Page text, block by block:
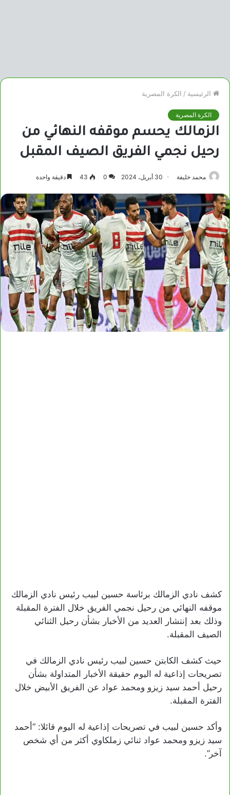
الرئيسية / الكرة المصرية
الكرة المصرية
الزمالك يحسم موقفه النهائي من
رحيل نجمي الفريق الصيف المقبل
محمد خليفة 30 أبريل، 2024 0
43 دقيقة واحدة
كشف نادي الزمالك برئاسة حسين لبيب رئيس نادي الزمالك
موقفه النهائي من رحيل نجمي الفريق خلال الفترة المقبلة
وذلك بعد إنتشار العديد من الأخبار بشأن رحيل الثنائي
الصيف المقبلة.
حيث كشف الكابتن حسين لبيب رئيس نادي الزمالك في
تصريحات إذاعية له اليوم حقيقة الأخبار المتداولة بشأن
رحيل أحمد سيد زيزو ومحمد عواد عن الفريق الأبيض خلال
الفترة المقبلة.
وأكد حسين لبيب في تصريحات إذاعية له اليوم قائلا: “أحمد
سيد زيزو ومحمد عواد ثنائي زملكاوي أكثر من أي شخص
آخر”.